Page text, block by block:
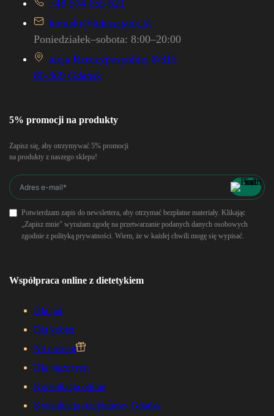
+48 574 655 621
kontakt@lukaszjank.pl
Poniedziałek–sobota: 8:00–20:00
aleja Rzeczypospolitej 8/315
80-369 Gdańsk
Współpraca online z dietetykiem
Dla par
Dla kobiet
Na prezent
Dla mężczyzn
Konsultacja online
Konsultacja stacjonarne- Gdańsk
5% promocji na produkty
Zapisz się, aby otrzymywać 5% promocji
na produkty z naszego sklepu!
Potwierdzam zapis do newslettera, aby otrzymać bezpłatne materiały. Klikając
„Zapisz mnie" wyrażam zgodę na przetwarzanie podanych danych osobowych
zgodnie z polityką prywatności. Wiem, że w każdej chwili mogę się wypisać.